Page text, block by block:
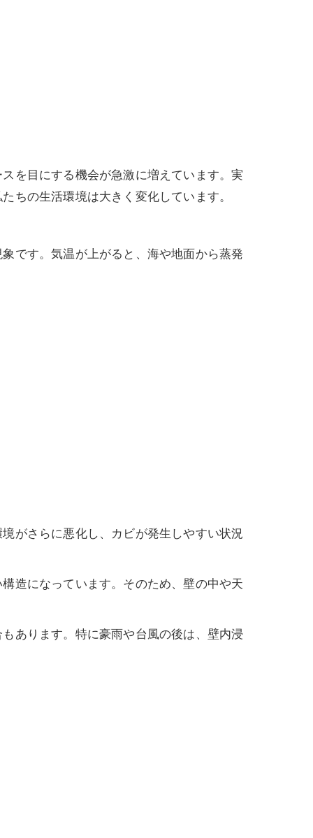
を目にする機会が急激に増えています。実
ちの生活環境は大きく変化しています。
です。気温が上がると、海や地面から蒸発
がさらに悪化し、カビが発生しやすい状況
造になっています。そのため、壁の中や天
あります。特に豪雨や台風の後は、壁内浸